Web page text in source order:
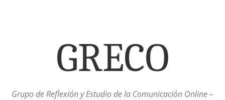
GRECO
Grupo de Reflexión y Estudio de la Comunicación Online –